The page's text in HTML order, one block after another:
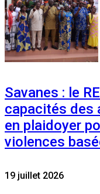
Savanes : le
capacités des
en plaidoyer
violences
19 juillet 2026